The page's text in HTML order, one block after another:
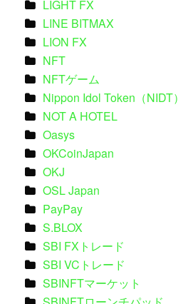
LIGHT FX
LINE BITMAX
LION FX
NFT
NFTゲーム
Nippon Idol Token（NIDT）
NOT A HOTEL
Oasys
OKCoinJapan
OKJ
OSL Japan
PayPay
S.BLOX
SBI FXトレード
SBI VCトレード
SBINFTマーケット